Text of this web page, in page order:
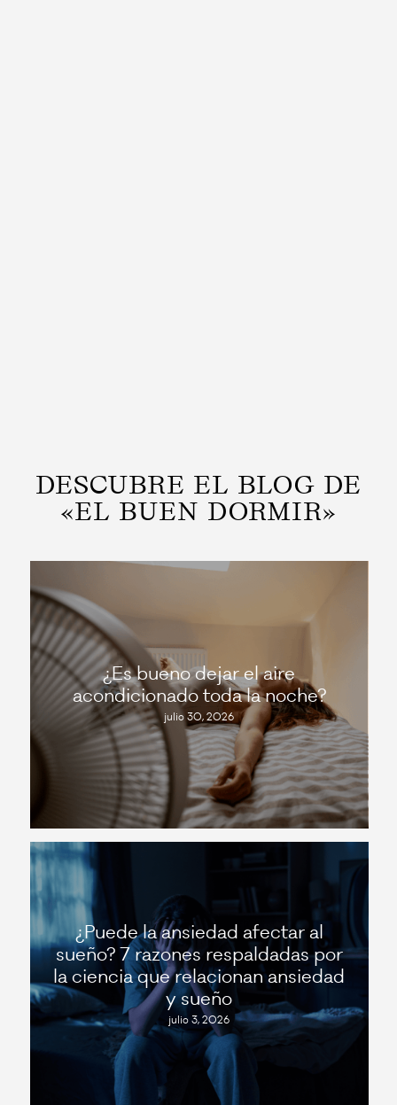
DESCUBRE EL BLOG DE
«EL BUEN DORMIR»
¿Es bueno dejar el aire
acondicionado toda la noche?
julio 30, 2026
¿Puede la ansiedad afectar al
sueño? 7 razones respaldadas por
la ciencia que relacionan ansiedad
y sueño
julio 3, 2026